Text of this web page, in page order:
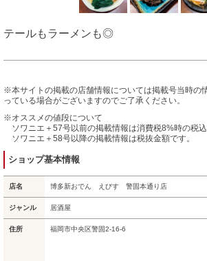
テールもラーメンも◎
※本サイトの掲載の店舗情報については掲載号当時の
っている場合がございますのでご了承ください。
※オススメの値段について
ソワニエ＋57号以前の掲載情報は消費税8%時の税込
ソワニエ＋58号以降の掲載情報は税抜金額です。
ショップ基本情報
店名 博多新おでん えびす 警固本通り店
ジャンル 居酒屋
住所 福岡市中央区警固2-16-6